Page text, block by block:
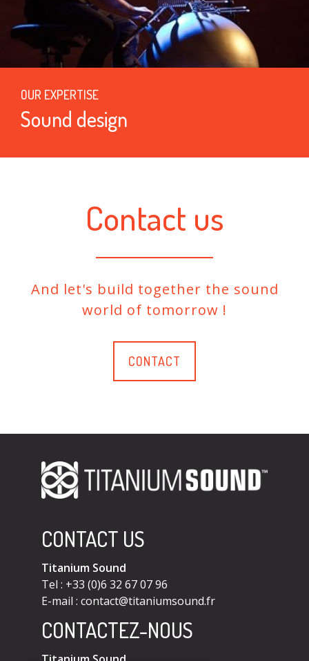
OUR EXPERTISE
Sound design
Contact us
And let's build together the sound
world of tomorrow !
CONTACT
CONTACT US
Titanium Sound
Tel : +33 (0)6 32 67 07 96
E-mail : contact@titaniumsound.fr
CONTACTEZ-NOUS